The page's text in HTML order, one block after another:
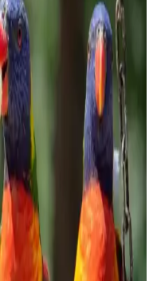
Lezzetli ve Doğal
sonuçlar elde etmenizi
zengin aromalar
için ideal bir yöntem.
Mutfakta
ve sağlıklı bir pirinç
bu pirinç, yemeklere
teknikleriyle lezzetini ortaya
ve Sağlıklı